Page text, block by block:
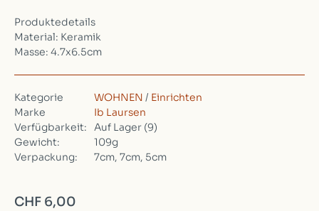
Produktedetails
Material: Keramik
Masse: 4.7x6.5cm
Kategorie WOHNEN / Einrichten
Marke
Ib Laursen
Verfügbarkeit:
Auf Lager (9)
Gewicht:
109g
Verpackung:
7cm, 7cm, 5cm
CHF 6,00